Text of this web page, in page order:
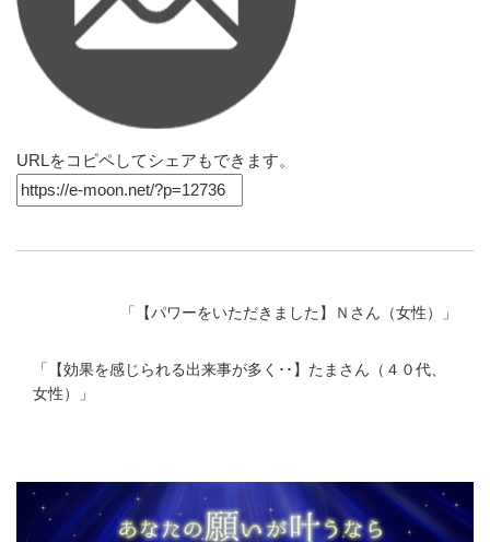
URLをコピペしてシェアもできます。
「 【パワーをいただきました】Ｎさん（女性） 」
「
【効果を感じられる出来事が多く･･】たまさん（４０代、
女性）
」